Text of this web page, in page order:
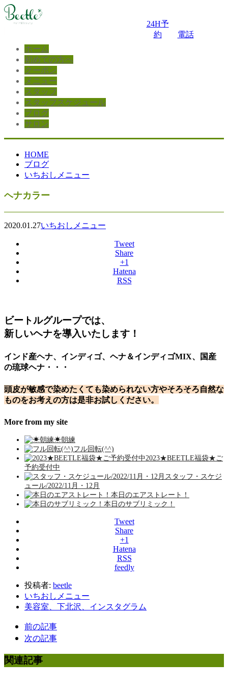
24H予
約
電話
ホーム
初めての方へ
クーポン
メニュー
スタッフ
スタッフスケジュール
ブログ
サロン
HOME
ブログ
いちおしメニュー
ヘナカラー
2020.01.27いちおしメニュー
Tweet
Share
+1
Hatena
RSS
ビートルグループでは、
新しいヘナを導入いたします！
インド産ヘナ、インディゴ、ヘナ＆インディゴMIX、国産
の琉球ヘナ・・・
頭皮が敏感で染めたくても染められない方やそろそろ自然な
ものをお考えの方は是非お試しください。
More from my site
☀︎朝練
フル回転(^^)
2023★BEETLE福袋★ご
予約受付中
スタッフ・スケジ
ュール/2022/11月・12月
本日のエアストレート！
本日のサブリミック！
Tweet
Share
+1
Hatena
RSS
feedly
投稿者: beetle
いちおしメニュー
美容室、下北沢、インスタグラム
前の記事
次の記事
関連記事